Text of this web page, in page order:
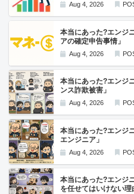
Aug 4, 2026
本当にあった?エンジ
アの確定申告事情」
Aug 4, 2026
本当にあった?エンジ
ンス詐欺被害」
Aug 4, 2026
本当にあった?エンジ
エンジニア」
Aug 4, 2026
本当にあった?エンジ
を任せてはいけない理